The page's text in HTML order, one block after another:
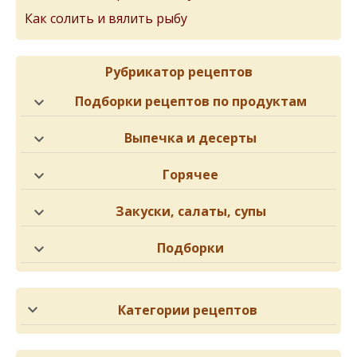
Как солить и вялить рыбу
Рубрикатор рецептов
Подборки рецептов по продуктам
Выпечка и десерты
Горячее
Закуски, салаты, супы
Подборки
Категории рецептов